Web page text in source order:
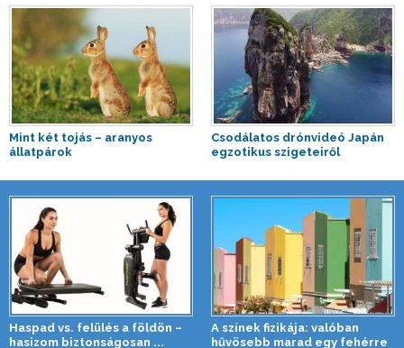
Mint két tojás – aranyos
állatpárok
Csodálatos drónvideó Japán
egzotikus szigeteiről
Haspad vs. felülés a földön –
hasizom biztonságosan ...
A színek fizikája: valóban
hűvösebb marad egy fehérre